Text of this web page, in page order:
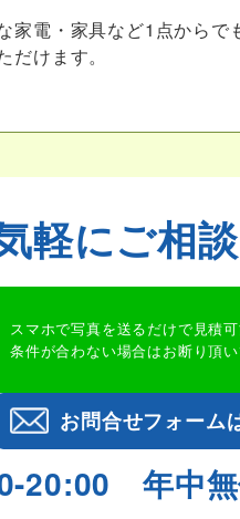
家電・家具など1点からで
けます。
軽にご相
スマホで写真を送るだけで見積
条件が合わない場合はお断り頂
お問合せフォーム
20:00 年中